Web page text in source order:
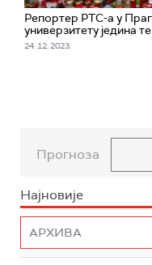
Репортер РТС-а у
универзитету једина
24. 12. 2023.
Прогноза
Најновије